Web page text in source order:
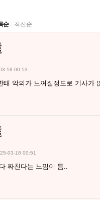
순 최신순
18 00:53
태 악의가 느껴질정도로 기사가
25-03-18 00:51
짜친다는 느낌이 듬..